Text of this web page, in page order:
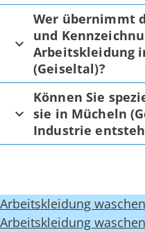
Wer übernimmt
und
Arbeitskleidung
(Geiseltal)?
Können Sie
sie in Mücheln
Industrie
Arbeitskleidung
Arbeitskleidung